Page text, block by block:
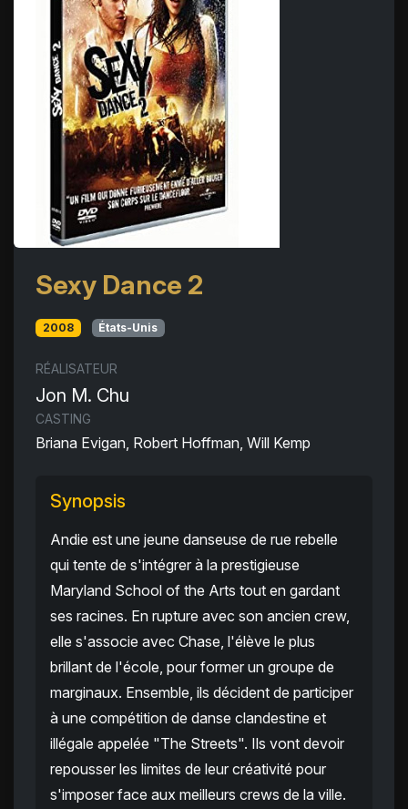
Sexy Dance 2
2008 États-Unis
RÉALISATEUR
Jon M. Chu
CASTING
Briana Evigan, Robert Hoffman, Will Kemp
Synopsis
Andie est une jeune danseuse de rue rebelle
qui tente de s'intégrer à la prestigieuse
Maryland School of the Arts tout en gardant
ses racines. En rupture avec son ancien crew,
elle s'associe avec Chase, l'élève le plus
brillant de l'école, pour former un groupe de
marginaux. Ensemble, ils décident de participer
à une compétition de danse clandestine et
illégale appelée "The Streets". Ils vont devoir
repousser les limites de leur créativité pour
s'imposer face aux meilleurs crews de la ville.